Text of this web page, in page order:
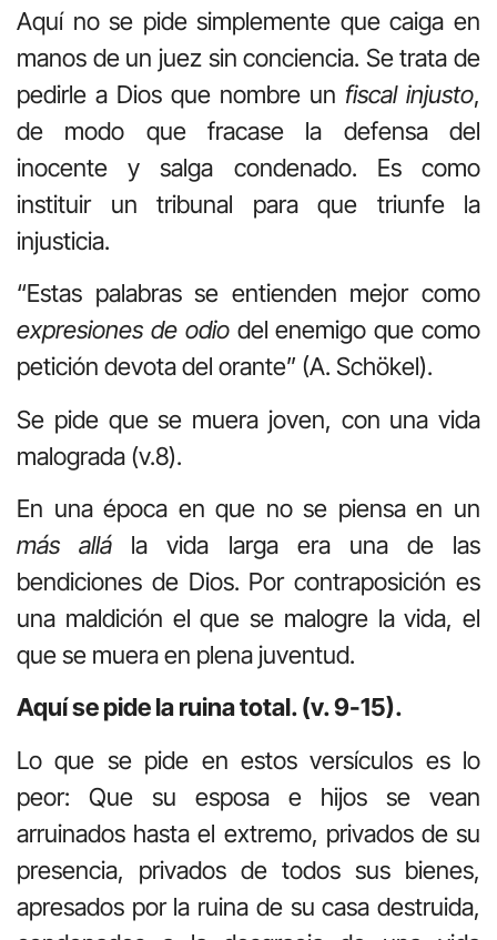
Aquí no se pide simplemente que caiga en
manos de un juez sin conciencia. Se trata de
pedirle a Dios que nombre un fiscal injusto,
de modo que fracase la defensa del
inocente y salga condenado. Es como
instituir un tribunal para que triunfe la
injusticia.
“Estas palabras se entienden mejor como
expresiones de odio del enemigo que como
petición devota del orante” (A. Schökel).
Se pide que se muera joven, con una vida
malograda (v.8).
En una época en que no se piensa en un
más allá la vida larga era una de las
bendiciones de Dios. Por contraposición es
una maldición el que se malogre la vida, el
que se muera en plena juventud.
Aquí se pide la ruina total. (v. 9-15).
Lo que se pide en estos versículos es lo
peor: Que su esposa e hijos se vean
arruinados hasta el extremo, privados de su
presencia, privados de todos sus bienes,
apresados por la ruina de su casa destruida,